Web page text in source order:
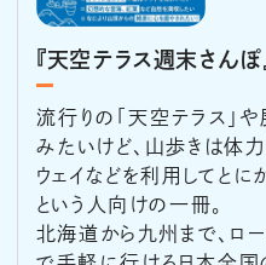
『天空テラス週末さんぽ
流行りの「天空テラス」
みたいけど、山歩きは体
ウェイなどを利用してと
という人向けの一冊。
北海道から九州まで、ロ